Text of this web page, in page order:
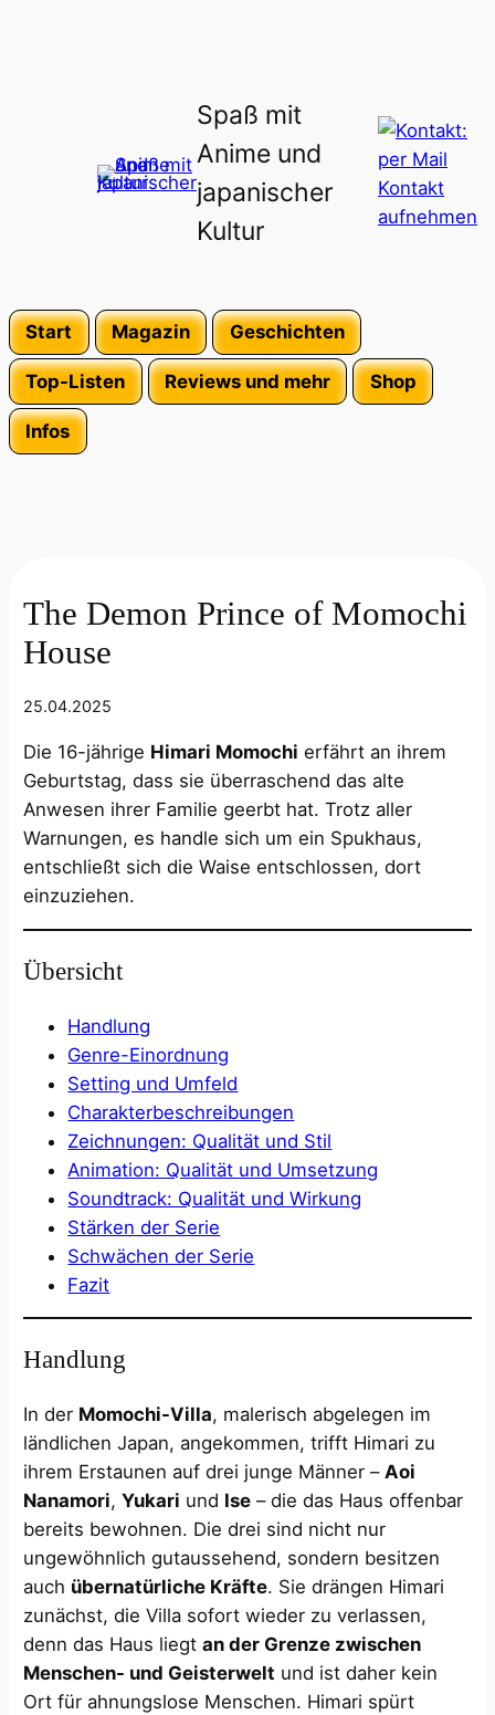
Spaß mit
Anime und
japanischer
Kultur
Start Magazin Geschichten
Top-Listen Reviews und mehr Shop
Infos
The Demon Prince of Momochi
House
25.04.2025
Die 16-jährige Himari Momochi erfährt an ihrem
Geburtstag, dass sie überraschend das alte
Anwesen ihrer Familie geerbt hat. Trotz aller
Warnungen, es handle sich um ein Spukhaus,
entschließt sich die Waise entschlossen, dort
einzuziehen.
Übersicht
Handlung
Genre-Einordnung
Setting und Umfeld
Charakterbeschreibungen
Zeichnungen: Qualität und Stil
Animation: Qualität und Umsetzung
Soundtrack: Qualität und Wirkung
Stärken der Serie
Schwächen der Serie
Fazit
Handlung
In der Momochi-Villa, malerisch abgelegen im
ländlichen Japan, angekommen, trifft Himari zu
ihrem Erstaunen auf drei junge Männer –Aoi
Nanamori,Yukari und Ise – die das Haus offenbar
bereits bewohnen. Die drei sind nicht nur
ungewöhnlich gutaussehend, sondern besitzen
auch übernatürliche Kräfte​. Sie drängen Himari
zunächst, die Villa sofort wieder zu verlassen,
denn das Haus liegtan der Grenze zwischen
Menschen- und Geisterwelt ​ und ist daher kein
Ort für ahnungslose Menschen. Himari spürt